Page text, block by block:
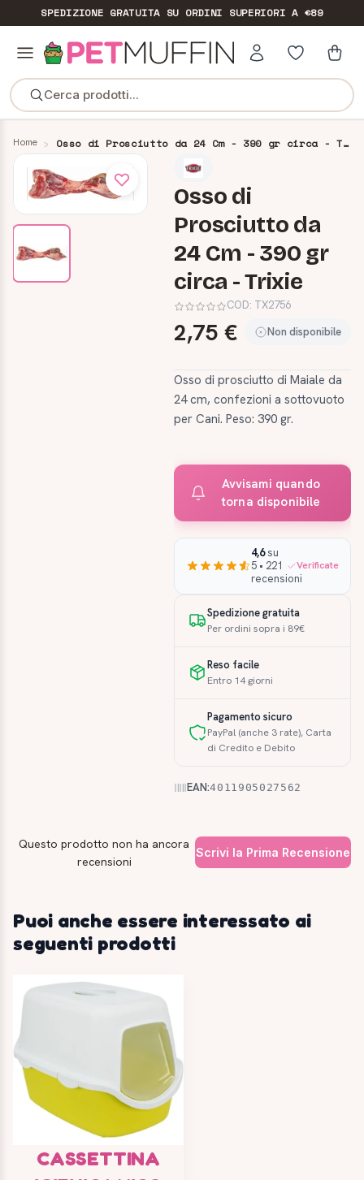
SPEDIZIONE GRATUITASU ORDINI SUPERIORI A €89
Cerca prodotti...
Home Osso di Prosciutto da 24 Cm - 390 gr circa - Trixie
Osso di
Prosciutto da
24 Cm - 390 gr
circa - Trixie
COD: TX2756
2,75 € Non disponibile
Osso di prosciutto di Maiale da
24 cm, confezioni a sottovuoto
per Cani. Peso: 390 gr.
Avvisami quando
torna disponibile
4,6su
5 • 221
recensioni
Verificate
Spedizione gratuita
Per ordini sopra i 89€
Reso facile
Entro 14 giorni
Pagamento sicuro
PayPal (anche 3 rate), Carta
di Credito e Debito
EAN:4011905027562
Questo prodotto non ha ancora
recensioni
Scrivi la Prima Recensione
Puoi anche essere interessato ai
seguenti prodotti
CASSETTINA